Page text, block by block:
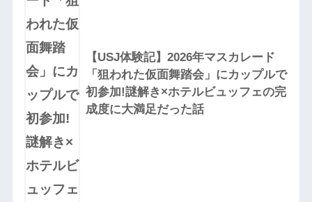
【USJ体験記】2026年マスカレード
「狙われた仮面舞踏会」にカップルで
初参加!謎解き×ホテルビュッフェの完
成度に大満足だった話